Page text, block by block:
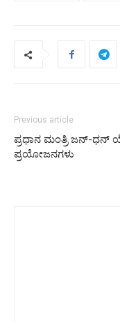
Previous article
ಪ್ರಧಾನ ಮಂತ್ರಿ ಜನ್-ಧನ್
ಪ್ರಯೋಜನಗಳು